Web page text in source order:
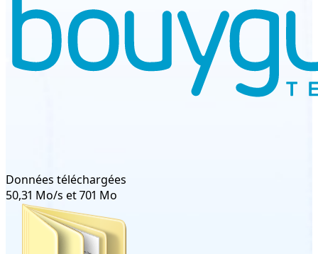
Données téléchargées
50,31 Mo/s et 701 Mo